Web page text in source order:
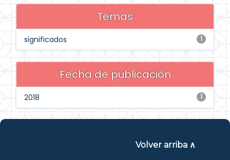
Temas
1
significados
Fecha de publicación
1
2018
Volver arriba ∧